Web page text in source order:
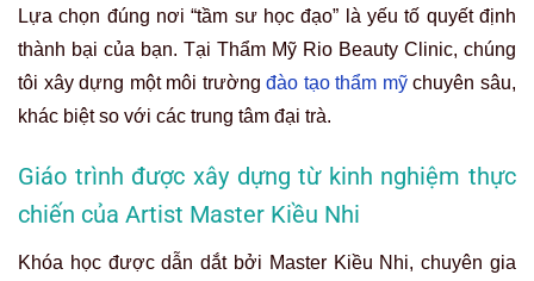
Lựa chọn đúng nơi “tầm sư học đạo” là yếu tố quyết định
thành bại của bạn. Tại Thẩm Mỹ Rio Beauty Clinic, chúng
tôi xây dựng một môi trường đào tạo thẩm mỹchuyên sâu,
khác biệt so với các trung tâm đại trà.
Giáo trình được xây dựng từ kinh nghiệm thực
chiến của Artist Master Kiều Nhi
Khóa học được dẫn dắt bởi Master Kiều Nhi, chuyên gia